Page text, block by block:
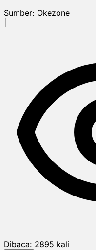
Sumber: Okezone
Dibaca: 2895 kali